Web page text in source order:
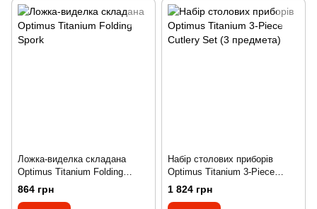
Ложка-виделка складана
Optimus Titanium Folding
Spork
864 грн
Набір столових приборів
Optimus Titanium 3-Piece
Cutlery Set (3 предмета)
1 824 грн